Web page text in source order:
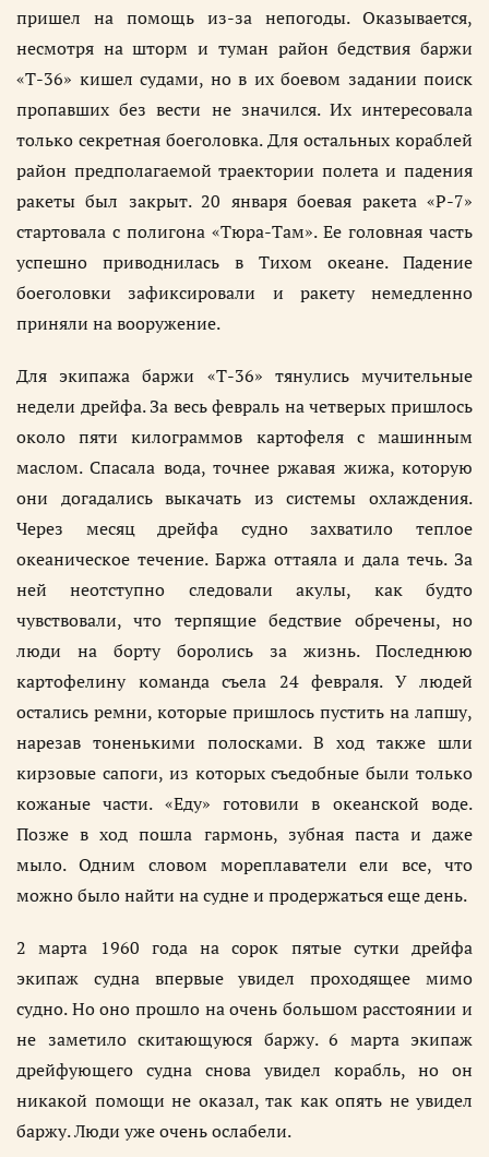
пришел на помощь из-за непогоды. Оказывается,
несмотря на шторм и туман район бедствия баржи
«Т-36» кишел судами, но в их боевом задании поиск
пропавших без вести не значился. Их интересовала
только секретная боеголовка. Для остальных кораблей
район предполагаемой траектории полета и падения
ракеты был закрыт. 20 января боевая ракета «Р-7»
стартовала с полигона «Тюра-Там». Ее головная часть
успешно приводнилась в Тихом океане. Падение
боеголовки зафиксировали и ракету немедленно
приняли на вооружение.
Для экипажа баржи «Т-36» тянулись мучительные
недели дрейфа. За весь февраль на четверых пришлось
около пяти килограммов картофеля с машинным
маслом. Спасала вода, точнее ржавая жижа, которую
они догадались выкачать из системы охлаждения.
Через месяц дрейфа судно захватило теплое
океаническое течение. Баржа оттаяла и дала течь. За
ней неотступно следовали акулы, как будто
чувствовали, что терпящие бедствие обречены, но
люди на борту боролись за жизнь. Последнюю
картофелину команда съела 24 февраля. У людей
остались ремни, которые пришлось пустить на лапшу,
нарезав тоненькими полосками. В ход также шли
кирзовые сапоги, из которых съедобные были только
кожаные части. «Еду» готовили в океанской воде.
Позже в ход пошла гармонь, зубная паста и даже
мыло. Одним словом мореплаватели ели все, что
можно было найти на судне и продержаться еще день.
2 марта 1960 года на сорок пятые сутки дрейфа
экипаж судна впервые увидел проходящее мимо
судно. Но оно прошло на очень большом расстоянии и
не заметило скитающуюся баржу. 6 марта экипаж
дрейфующего судна снова увидел корабль, но он
никакой помощи не оказал, так как опять не увидел
баржу. Люди уже очень ослабели.